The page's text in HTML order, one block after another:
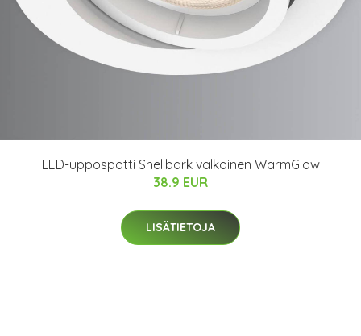
LED-uppospotti Shellbark valkoinen WarmGlow
38.9 EUR
LISÄTIETOJA